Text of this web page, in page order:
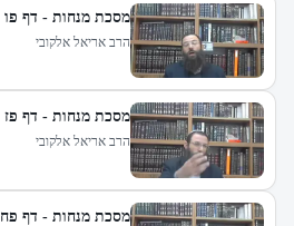
מסכת מנחות - דף פו
הרב אריאל אלקובי
מסכת מנחות - דף פז
הרב אריאל אלקובי
מסכת מנחות - דף פח